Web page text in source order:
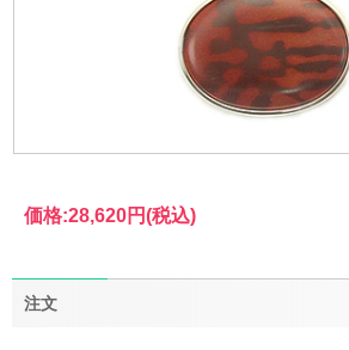
価格:28,620円(税込)
注文